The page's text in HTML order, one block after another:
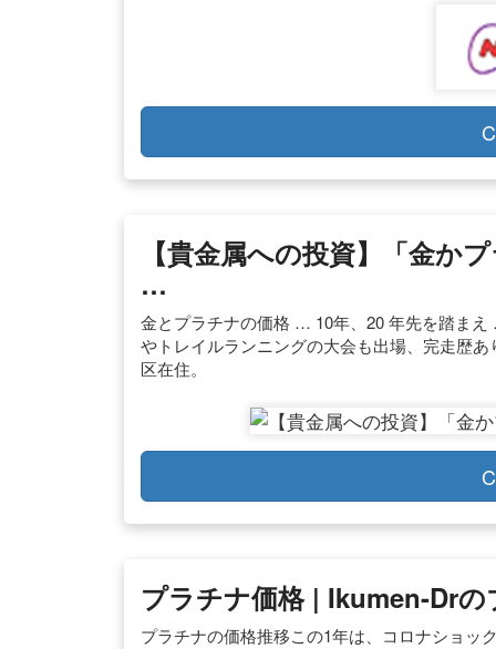
【貴金属への投資】「金か
…
金とプラチナの価格 … 10年、20 年先を踏ま
やトレイルランニングの大会も出場、完走歴
区在住。
プラチナ価格 | Ikumen-Drの
プラチナの価格推移この1年は、コロナショッ